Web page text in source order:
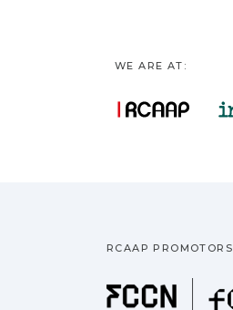
WE ARE AT:
RCAAP PROMOTORS